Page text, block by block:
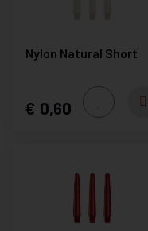
Nylon Natural Short
0,60